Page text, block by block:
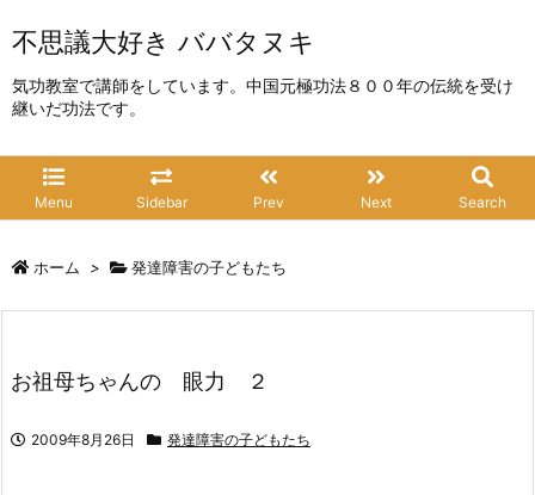
不思議大好き ババタヌキ
気功教室で講師をしています。中国元極功法８００年の伝統を受け
継いだ功法です。
Menu Sidebar Prev Next Search
ホーム > 発達障害の子どもたち
お祖母ちゃんの 眼力 ２
2009年8月26日 発達障害の子どもたち